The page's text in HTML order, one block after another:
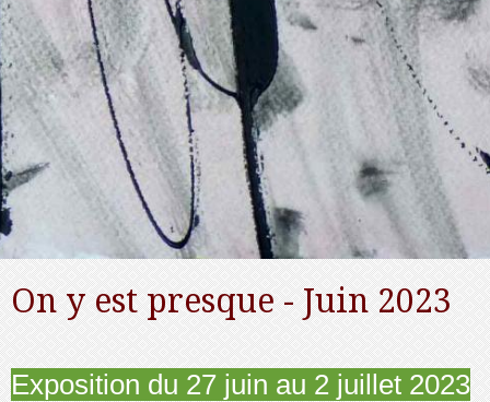
On y est presque - Juin 2023
Exposition du 27 juin au 2 juillet 2023